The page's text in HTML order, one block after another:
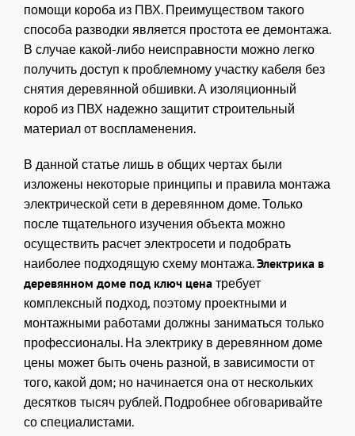
помощи короба из ПВХ. Преимуществом такого
способа разводки является простота ее демонтажа.
В случае какой-либо неисправности можно легко
получить доступ к проблемному участку кабеля без
снятия деревянной обшивки. А изоляционный
короб из ПВХ надежно защитит строительный
материал от воспламенения.
В данной статье лишь в общих чертах были
изложены некоторые принципы и правила монтажа
электрической сети в деревянном доме. Только
после тщательного изучения объекта можно
осуществить расчет электросети и подобрать
наиболее подходящую схему монтажа.Электрика в
деревянном доме под ключ цена требует
комплексный подход, поэтому проектными и
монтажными работами должны заниматься только
профессионалы. На электрику в деревянном доме
цены может быть очень разной, в зависимости от
того, какой дом; но начинается она от нескольких
десятков тысяч рублей. Подробнее обговаривайте
со специалистами.